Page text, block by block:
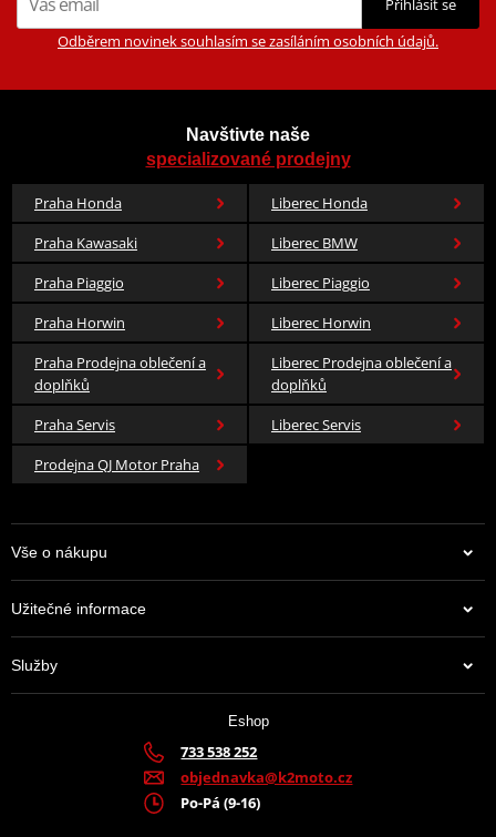
Přihlásit se
Odběrem novinek souhlasím se zasíláním osobních údajů.
Navštivte naše
specializované prodejny
Praha Honda
Liberec Honda
Praha Kawasaki
Liberec BMW
Praha Piaggio
Liberec Piaggio
Praha Horwin
Liberec Horwin
Praha Prodejna oblečení a
doplňků
Liberec Prodejna oblečení a
doplňků
Praha Servis
Liberec Servis
Prodejna QJ Motor Praha
Vše o nákupu
Užitečné informace
Služby
Eshop
733 538 252
objednavka@k2moto.cz
Po-Pá (9-16)